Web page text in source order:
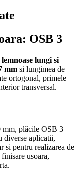
OSB 3
lemnoase lungi si
mm si lungimea de
ortogonal, primele
transversal.
mm, plăcile OSB 3
diverse aplicatii,
si pentru realizarea de
usoara,